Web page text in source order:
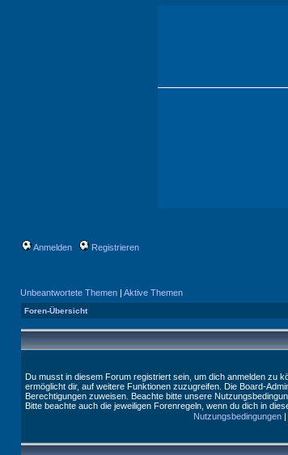
Anmelden Registrieren
Unbeantwortete Themen | Aktive Themen
Foren-Übersicht
Du musst in diesem Forum registriert sein, um dich anmelden zu
ermöglicht dir, auf weitere Funktionen zuzugreifen. Die Board-
Berechtigungen zuweisen. Beachte bitte unsere
Bitte beachte auch die jeweiligen Forenregeln, wenn du dich in
Nutzungsbedingungen |